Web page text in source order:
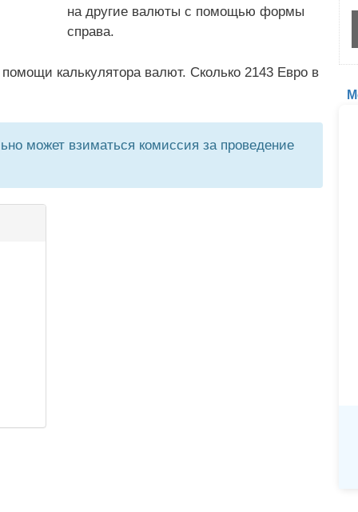
на другие валюты с помощью формы
справа.
калькулятора валют. Сколько 2143 Евро в
может взиматься комиссия за проведение